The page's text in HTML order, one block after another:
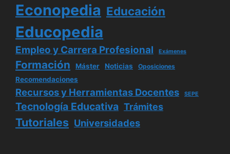
Econopedia Educación
Educopedia
Empleo y Carrera Profesional Exámenes
Formación Máster Noticias Oposiciones
Recomendaciones
Recursos y Herramientas Docentes SEPE
Tecnología Educativa Trámites
Tutoriales Universidades